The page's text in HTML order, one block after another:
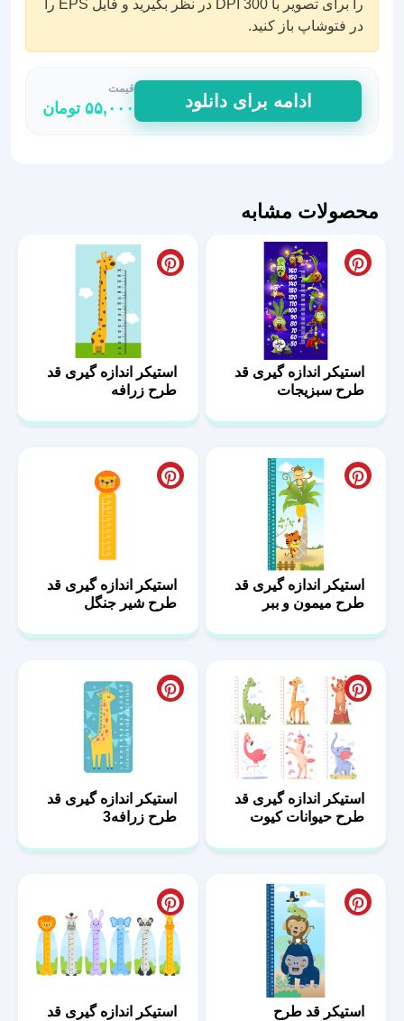
را برای تصویر با DPI 300 در نظر بگیرید و فایل EPS را
در فتوشاپ باز کنید.
استیکر
اندازه
گیری
درخت
و
حیوانات
عدد
ادامه برای دانلود
قیمت
۵۵,۰۰۰ تومان
محصولات مشابه
استیکر اندازه گیری قد
طرح سبزیجات
استیکر اندازه گیری قد
طرح زرافه
استیکر اندازه گیری قد
طرح میمون و ببر
استیکر اندازه گیری قد
طرح شیر جنگل
استیکر اندازه گیری قد
طرح حیوانات کیوت
استیکر اندازه گیری قد
طرح زرافه3
استیکر قد طرح
استیکر اندازه گیری قد